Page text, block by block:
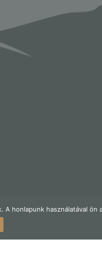
honlapunk használatával